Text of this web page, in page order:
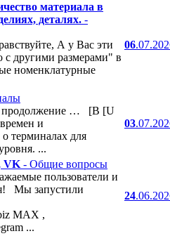
материала в
деталях. -
А у Вас эти
с другими размерами" в
номенклатурные
06
… [B [U
и
терминалах для
...
03
VK - Общие вопросы
пользователи и
Мы запустили
MAX ,
...
24